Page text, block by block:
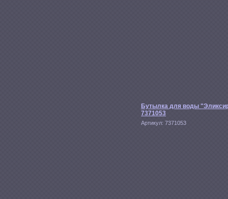
Бутылка для воды
7371053
Артикул: 7371053